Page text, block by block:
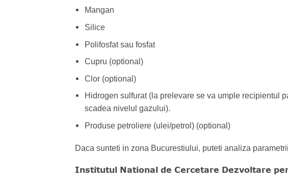
Mangan
Silice
Polifosfat sau fosfat
Cupru (optional)
Clor (optional)
Hidrogen sulfurat (la prelevare se va umple recipientul
scadea nivelul gazului).
Produse petroliere (ulei/petrol) (optional)
Daca sunteti in zona Bucurestiului, puteti analiza
Institutul National de Cercetare Dezvoltare